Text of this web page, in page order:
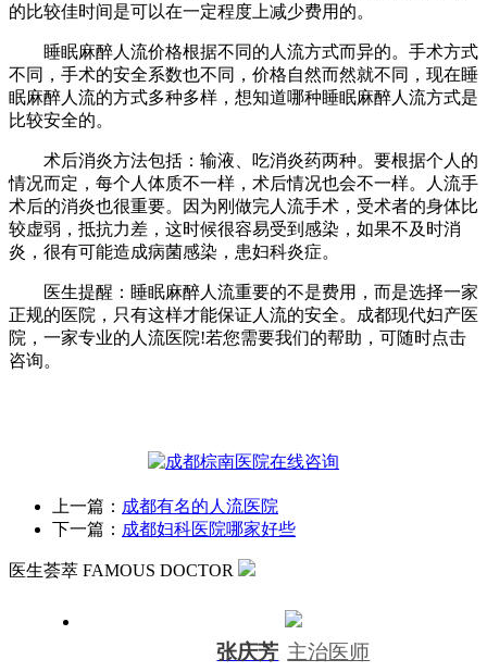
的比较佳时间是可以在一定程度上减少费用的。
睡眠麻醉人流价格根据不同的人流方式而异的。手术方式
不同，手术的安全系数也不同，价格自然而然就不同，现在睡
眠麻醉人流的方式多种多样，想知道哪种睡眠麻醉人流方式是
比较安全的。
术后消炎方法包括：输液、吃消炎药两种。要根据个人的
情况而定，每个人体质不一样，术后情况也会不一样。人流手
术后的消炎也很重要。因为刚做完人流手术，受术者的身体比
较虚弱，抵抗力差，这时候很容易受到感染，如果不及时消
炎，很有可能造成病菌感染，患妇科炎症。
医生提醒：睡眠麻醉人流重要的不是费用，而是选择一家
正规的医院，只有这样才能保证人流的安全。成都现代妇产医
院，一家专业的人流医院!若您需要我们的帮助，可随时点击
咨询。
上一篇： 成都有名的人流医院
下一篇： 成都妇科医院哪家好些
医生荟萃 FAMOUS DOCTOR
张庆芳 主治医师